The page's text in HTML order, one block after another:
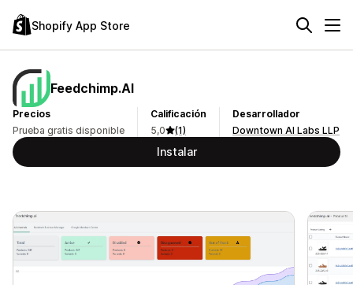
Shopify App Store
Feedchimp.AI
Precios
Prueba gratis disponible
Calificación
5,0
(1)
Desarrollador
Downtown AI Labs LLP
Instalar